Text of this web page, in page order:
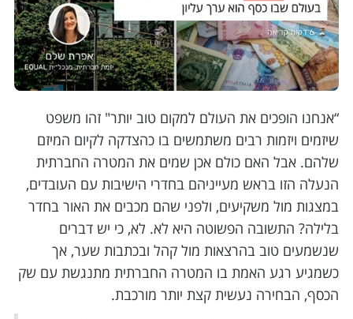
“אנחנו הופכים את העולם למקום טוב יותר" זהו משפט
שיזמים ויזמות רבים משתמשים בו כהצדקה לקיום המיזם
שלהם. אבל האם כולם אכן שמים את המטרה החברתית
הנעלה הזו בראש מעייניהם בחדרי הישיבות עם העובדים,
במצגות מול משקיעים, ולפני שהם מכבים את האור בחדר
בלילה? התשובה הפשוטה היא לא. לא, כי יש דברים
שנשמעים טוב בהרצאות מול קהל ובכתבות שער, אך
כשמגיע רגע האמת בו המטרה החברתית מתנגשת עם שק
הכסף, הבחירה נעשית קצת יותר מורכבת.